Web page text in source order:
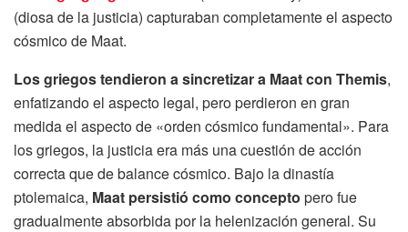
(diosa de la justicia) capturaban completamente el aspecto
cósmico de Maat.
Los griegos tendieron a sincretizar a Maat con Themis,
enfatizando el aspecto legal, pero perdieron en gran
medida el aspecto de «orden cósmico fundamental». Para
los griegos, la justicia era más una cuestión de acción
correcta que de balance cósmico. Bajo la dinastía
ptolemaica, Maat persistió como concepto pero fue
gradualmente absorbida por la helenización general. Su